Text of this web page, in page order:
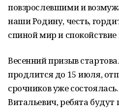
повзрослевшими и
наши Родину, честь,
спиной мир и спокойствие
Весенний призыв
продлится до 15 июля,
срочников уже
Витальевич, ребята